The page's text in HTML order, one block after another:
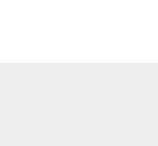
: со мной